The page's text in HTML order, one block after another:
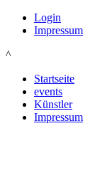
Login
Impressum
^
Startseite
events
Künstler
Impressum